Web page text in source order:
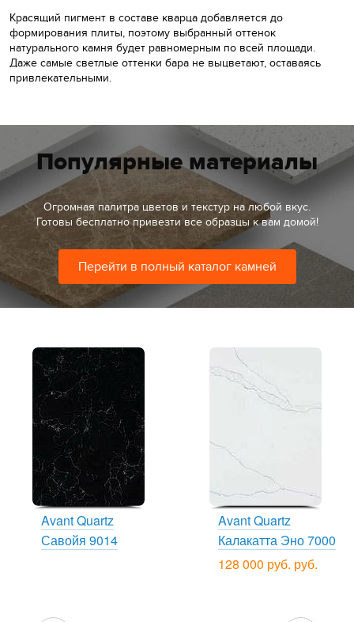
Красящий пигмент в составе кварца добавляется до
формирования плиты, поэтому выбранный оттенок
натурального камня будет равномерным по всей площади.
Даже самые светлые оттенки бара не выцветают, оставаясь
привлекательными.
Популярные материалы
Огромная палитра цветов и текстур на любой вкус.
Готовы бесплатно привезти все образцы к вам домой!
Перейти в полный каталог камней
Avant Quartz
Савойя 9014
Avant Quartz
Калакатта Эно 7000
128 000 руб. руб.